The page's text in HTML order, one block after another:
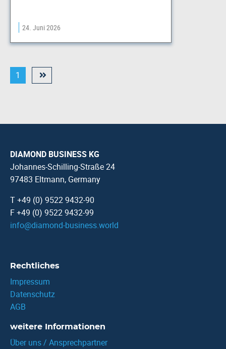
24. Juni 2026
1
DIAMOND BUSINESS KG
Johannes-Schilling-Straße 24
97483 Eltmann, Germany
T +49 (0) 9522 9432-90
F +49 (0) 9522 9432-99
info@diamond-business.world
Rechtliches
Impressum
Datenschutz
AGB
weitere Informationen
Über uns / Ansprechpartner